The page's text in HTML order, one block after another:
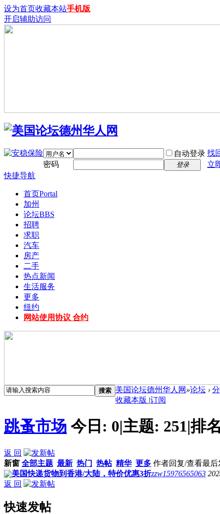
设为首页收藏本站手机版
开启辅助访问
自动登录 找
密码
登录
立
快捷导航
首页Portal
加州
论坛BBS
招聘
求职
汽车
房产
二手
热点新闻
生活服务
更多
纽约
网站使用协议 合约
搜索 美国论坛德州华人网 »论坛 ›
收藏本版 |订阅
跳蚤市场 今日: 0|主题: 251|排
返 回
新窗 全部主题 最新 热门 热帖 精华 更多 作者回复/查看最后
美国快递货物到香港/大陆，特价优惠3折zzw15976565063
返 回
快速发帖